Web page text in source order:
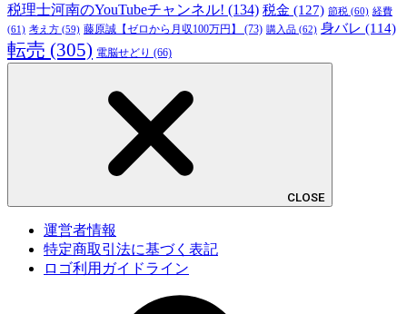
税理士河南のYouTubeチャンネル! (134) 税金 (127) 節税 (60) 経費
(61) 考え方 (59) 藤原誠【ゼロから月収100万円】 (73) 購入品 (62) 身バレ (114)
転売 (305) 電脳せどり (66)
CLOSE
運営者情報
特定商取引法に基づく表記
ロゴ利用ガイドライン